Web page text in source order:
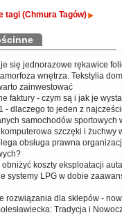
tagi (Chmura Tagów)
się jednorazowe rękawice
wnętrza. Tekstylia
zainwestować
faktury - czym są i jak je
- dlaczego to jeden z
samochodów sportowych
szczęki i żuchwy
obsługa prawna
obniżyć koszty eksploatacji
systemy LPG w dobie
rozwiązania dla sklepów -
Tradycja i